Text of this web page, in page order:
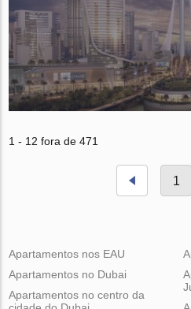
1 - 12 fora de 471
1
Apartamentos nos EAU
Apartamentos no Dubai
Apartamentos no centro da